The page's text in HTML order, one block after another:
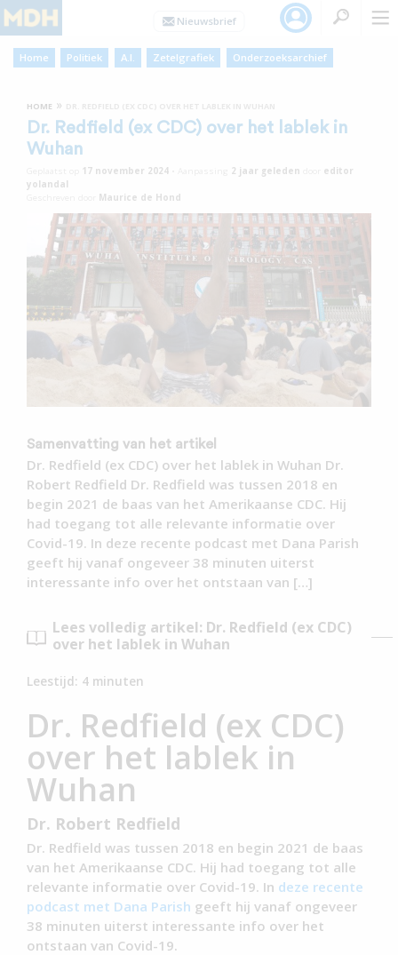
Home Politiek A.I. Zetelgrafiek Onderzoeksarchief
HOME »
Dr. Redfield (ex CDC) over het lablek in
Wuhan
17 november 2024 2 jaar geleden
editor
yolandal
Maurice de Hond
Samenvatting van het artikel
Dr. Redfield (ex CDC) over het lablek in Wuhan Dr.
Robert Redfield Dr. Redfield was tussen 2018 en
begin 2021 de baas van het Amerikaanse CDC. Hij
had toegang tot alle relevante informatie over
Covid-19. In deze recente podcast met Dana Parish
geeft hij vanaf ongeveer 38 minuten uiterst
interessante info over het ontstaan van […]
Lees volledig artikel: Dr. Redfield (ex CDC)
over het lablek in Wuhan
Leestijd: 4 minuten
Dr. Redfield (ex CDC)
over het lablek in
Wuhan
Dr. Robert Redfield
Dr. Redfield was tussen 2018 en begin 2021 de baas
van het Amerikaanse CDC. Hij had toegang tot alle
relevante informatie over Covid-19. In deze recente
podcast met Dana Parish geeft hij vanaf ongeveer
38 minuten uiterst interessante info over het
ontstaan van Covid-19.